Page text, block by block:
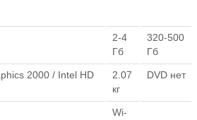
2-4
Гб
320-500
Гб
2000 / Intel HD
2.07
кг
DVD нет
Wi-